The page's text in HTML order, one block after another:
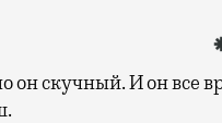
скучный. И он все